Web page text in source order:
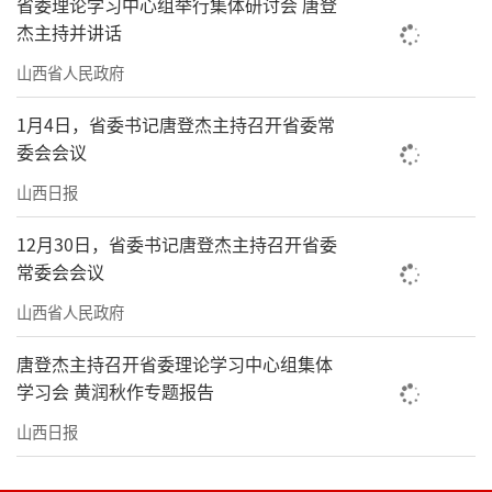
杰主持并讲话
山西省人民政府
1月4日，省委书记唐登杰主持召开省委常
委会会议
山西日报
12月30日，省委书记唐登杰主持召开省委
常委会会议
山西省人民政府
唐登杰主持召开省委理论学习中心组集体
学习会 黄润秋作专题报告
山西日报